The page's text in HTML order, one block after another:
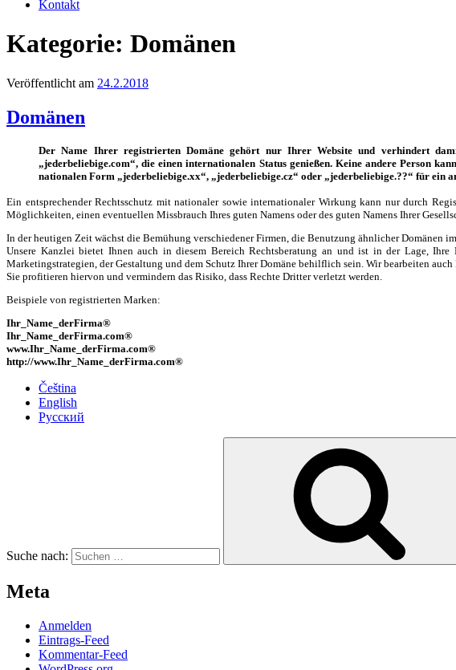
Kontakt
Kategorie: Domänen
Veröffentlicht am 24.2.2018
Domänen
Der Name Ihrer registrierten Domäne gehört nur Ihrer Website und verhindert
„jederbeliebige.com“, die einen internationalen Status genießen. Keine andere Person
nationalen Form „jederbeliebige.xx“, „jederbeliebige.cz“ oder „jederbeliebige.??“ für ein
Ein entsprechender Rechtsschutz mit nationaler sowie internationaler Wirkung kann nur durch
Möglichkeiten, einen eventuellen Missbrauch Ihres guten Namens oder des guten Namens Ihrer
In der heutigen Zeit wächst die Bemühung verschiedener Firmen, die Benutzung ähnlicher Domänen
Unsere Kanzlei bietet Ihnen auch in diesem Bereich Rechtsberatung an und ist in der Lage,
Marketingstrategien, der Gestaltung und dem Schutz Ihrer Domäne behilflich sein. Wir bearbeiten
Sie profitieren hiervon und vermindern das Risiko, dass Rechte Dritter verletzt werden.
Beispiele von registrierten Marken:
Ihr_Name_derFirma®
Ihr_Name_derFirma.com®
www.Ihr_Name_derFirma.com®
http://www.Ihr_Name_derFirma.com®
Čeština
English
Русский
Suche nach:
Meta
Anmelden
Eintrags-Feed
Kommentar-Feed